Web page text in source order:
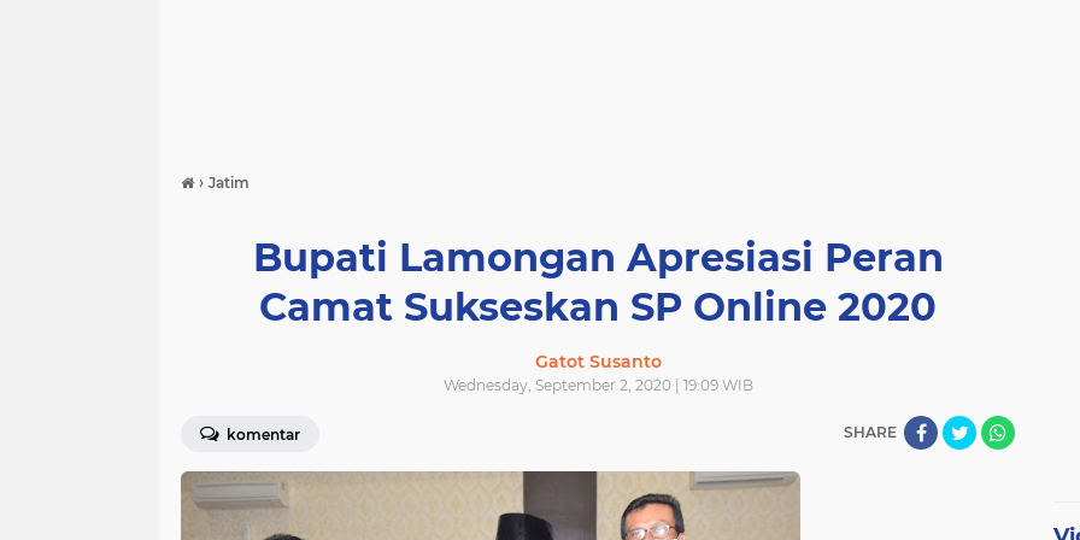
› Jatim
Bupati Lamongan Apresiasi Peran
Camat Sukseskan SP Online 2020
Gatot Susanto
Wednesday, September 2, 2020 | 19:09 WIB
komentar SHARE